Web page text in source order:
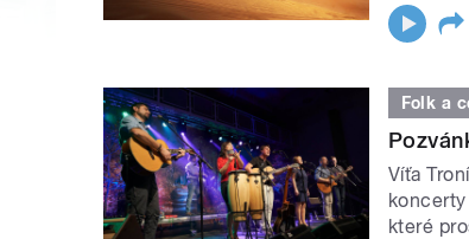
Folk a
Víťa
které